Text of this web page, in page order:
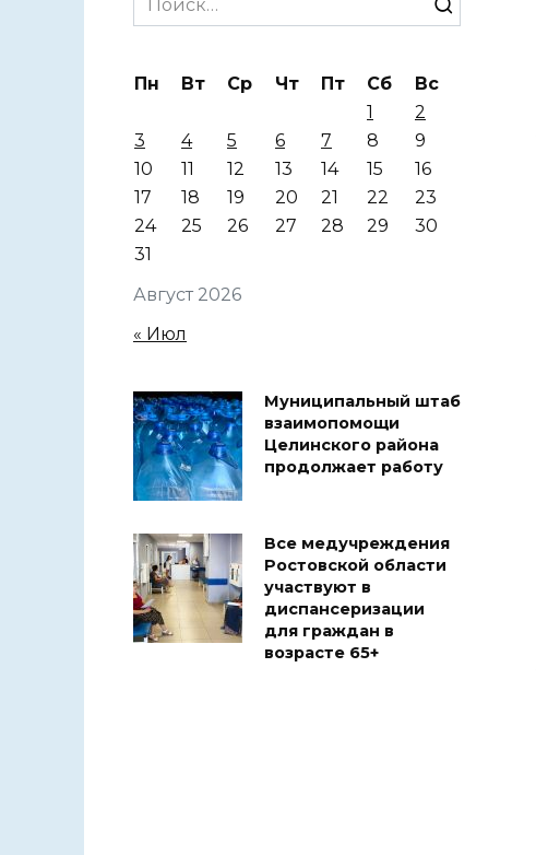
for:
Август 2026
Пн Вт Ср Чт Пт Сб
Вс
1
2
3
4 5 6 7 8
9
10
11 12 13 14 15
16
17
18 19 20 21 22
23
24
25 26 27 28 29
30
31
« Июл
Муниципальный штаб
взаимопомощи
Целинского района
продолжает работу
Все медучреждения
Ростовской области
участвуют в
диспансеризации
для граждан в
возрасте 65+